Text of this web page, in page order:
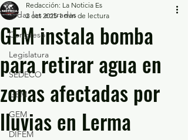
Todas las entradas
Congreso
Legislatura
SEDECO
GEM
GEM
DIFEM
GEM instala bomba
para retirar agua en
zonas afectadas por
lluvias en Lerma
Redacción: La Noticia Es
2 oct 2025 1 min de lectura